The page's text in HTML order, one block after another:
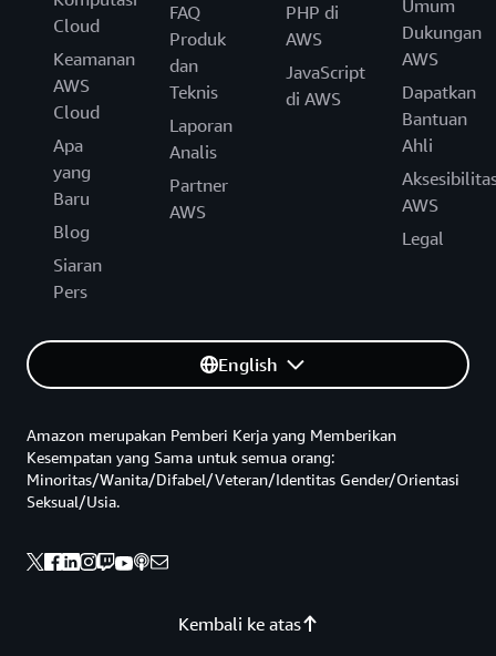
Cloud
Keamanan
AWS
Cloud
Apa
yang
Baru
Blog
Siaran
Pers
FAQ
Produk
dan
Teknis
Laporan
Analis
Partner
AWS
PHP di
AWS
JavaScript
di AWS
Umum
Dukungan
AWS
Dapatkan
Bantuan
Ahli
AWS
Legal
English
Kembali ke atas
Amazon merupakan Pemberi Kerja yang Memberikan
Kesempatan yang Sama untuk semua orang:
Minoritas/Wanita/Difabel/Veteran/Identitas Gender/Orientasi
Seksual/Usia.